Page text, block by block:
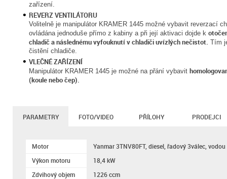
zařízení.
REVERZ VENTILÁTORU
Volitelně je manipulátor KRAMER 1445 možné vybavit reverzací
ovládána jednoduše přímo z kabiny a při její aktivaci dojde k
chladič a následnému vyfouknutí v chladiči uvízlých nečistot. Tím
čistění chladiče.
VLEČNÉ ZAŘÍZENÍ
Manipulátor KRAMER 1445 je možné na přání vybavit
(koule nebo čep).
PARAMETRY FOTO/VIDEO PŘÍLOHY PRODEJCI
Motor
Yanmar 3TNV80FT, diesel, řadový 3válec,
Výkon motoru
18,4 kW
Zdvihový objem
1226 ccm